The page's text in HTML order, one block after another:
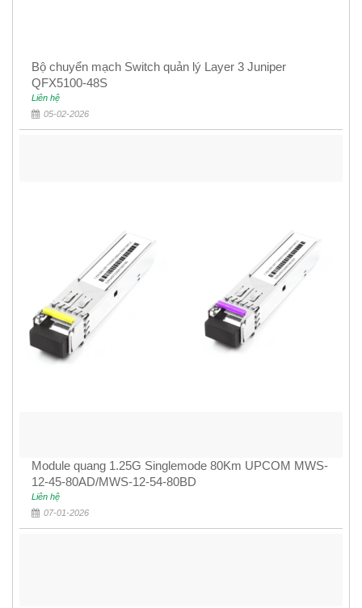
Bộ chuyển mạch Switch quản lý Layer 3 Juniper
QFX5100-48S
Liên hệ
05-02-2026
Module quang 1.25G Singlemode 80Km UPCOM MWS-
12-45-80AD/MWS-12-54-80BD
Liên hệ
07-01-2026